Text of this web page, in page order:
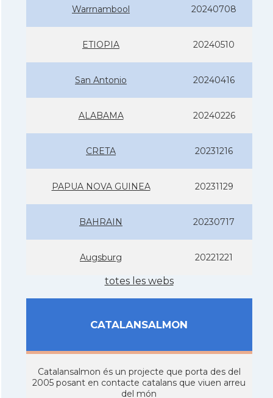
Warrnambool 20240708
ETIOPIA 20240510
San Antonio 20240416
ALABAMA 20240226
CRETA 20231216
PAPUA NOVA GUINEA 20231129
BAHRAIN 20230717
Augsburg 20221221
totes les webs
CATALANSALMON
Catalansalmon és un projecte que porta des del
2005 posant en contacte catalans que viuen arreu
del món